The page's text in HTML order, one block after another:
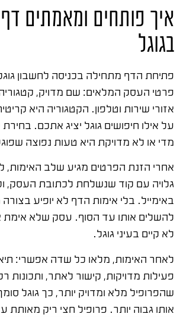
איך פותחים ומאמתים
בגוגל
פתיחת הדף מתחילה בכניסה לחשבון
פרטי העסק המלאים: שם מדויק,
אזורי שירות וטלפון. הקטגוריה היא
על אילו חיפושים גוגל יציג אתכם.
מדי או לא מדויקת היא טעות נפוצה
אחרי הזנת הפרטים מגיע שלב האימות,
גלויה עם קוד שנשלחת לכתובת העסק,
באימייל. בלי אימות הדף לא יופיע
להשלים אותו עד הסוף. עסק שלא
לא קיים בעיני גוגל.
לאחר האימות, מלאו כל שדה אפשרי:
פעילות מדויקות, קישור לאתר, ותכונות
שהפרופיל מלא ומדויק יותר, כך גוגל
אותו גבוה יותר. פרופיל חצי ריק מאותת